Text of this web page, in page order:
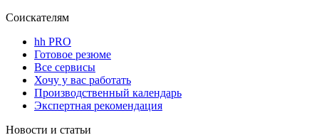
Соискателям
hh PRO
Готовое резюме
Все сервисы
Хочу у вас работать
Производственный календарь
Экспертная рекомендация
Новости и статьи